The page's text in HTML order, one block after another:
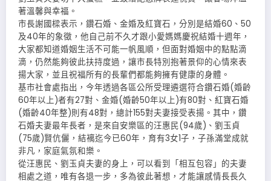
著溫馨與幸福。
市長謝國樑表示，鑽石婚、金婚及紅寶石，分別是結婚60、50
及40年的象徵，他自己前不久才跟小愛媽媽慶祝結婚十週年，
大家都知道婚姻生活不可能一帆風順，但面對婚姻中的點點滴
滴，仍然能夠彼此扶持度過，讓市長特別抱著景仰的心情來表
揚大家，並且祝福所有的長輩們都能夠擁有健康的身體。
基市社會處指出，今年透過各區公所受理遴選符合鑽石婚(婚齡
60年以上)者有27對、金婚(婚齡50年以上)有80對、紅寶石婚
(婚齡40年整)則有48對，總計155對夫妻接受表揚。其中，鑽
石婚夫妻最年長者，是來自安樂區的汪惠民(94歲)、劉玉貞
(75歲)賢伉儷，結褵迄今已60年，育有3女1子，子孫滿堂成就
非凡，家庭氣氛和樂。
從汪惠民、劉玉貞夫妻的身上，可以看到「相互包容」的夫妻
相處之道，唯有各退一步，多為彼此著想，才能讓感情長長久